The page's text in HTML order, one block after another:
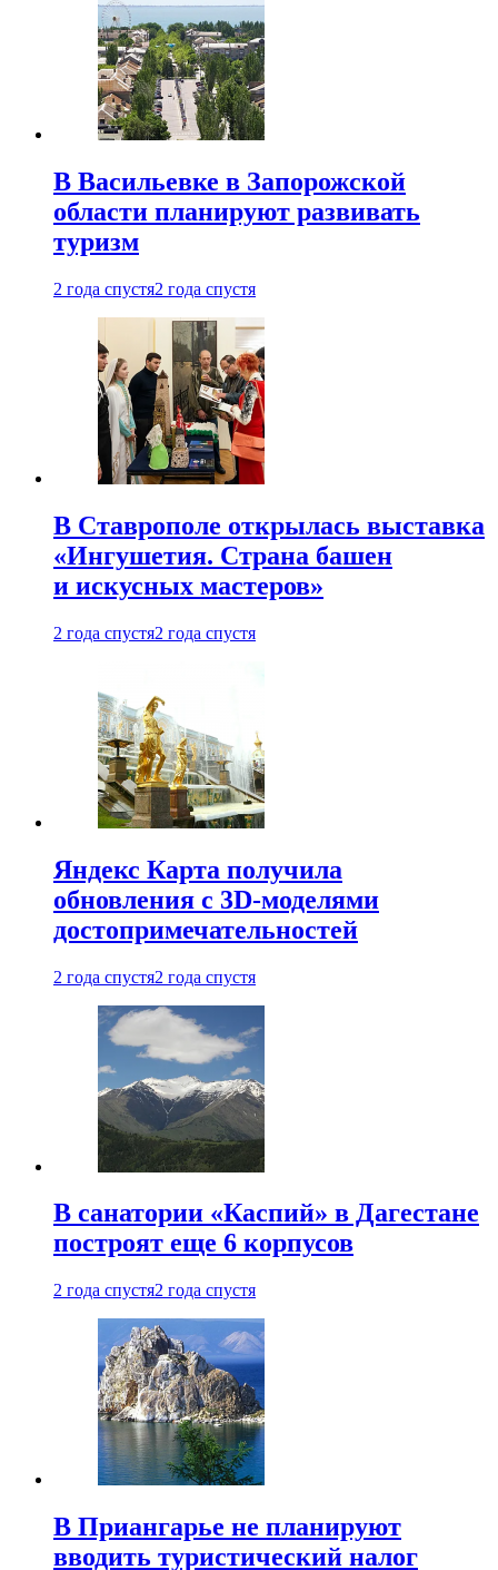
В Васильевке в Запорожской
области планируют развивать
туризм
2 года спустя2 года спустя
В Ставрополе открылась выставка
«Ингушетия. Страна башен
и искусных мастеров»
2 года спустя2 года спустя
Яндекс Карта получила
обновления с 3D-моделями
достопримечательностей
2 года спустя2 года спустя
В санатории «Каспий» в Дагестане
построят еще 6 корпусов
2 года спустя2 года спустя
В Приангарье не планируют
вводить туристический налог